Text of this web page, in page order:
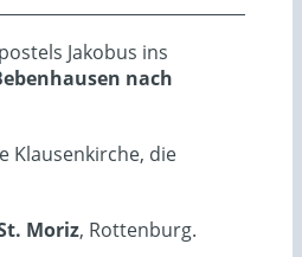
Jakobus ins
nach
Klausenkirche, die
Moriz, Rottenburg.